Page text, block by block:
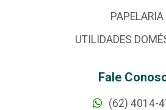
PAPELARIA
UTILIDADES
Fale
(62) 4014-